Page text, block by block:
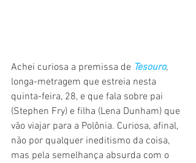
Achei curiosa a premissa de Tesouro,
longa-metragem que estreia nesta
quinta-feira, 28, e que fala sobre pai
(Stephen Fry) e filha (Lena Dunham) que
vão viajar para a Polônia. Curiosa, afinal,
não por qualquer ineditismo da coisa,
mas pela semelhança absurda com o